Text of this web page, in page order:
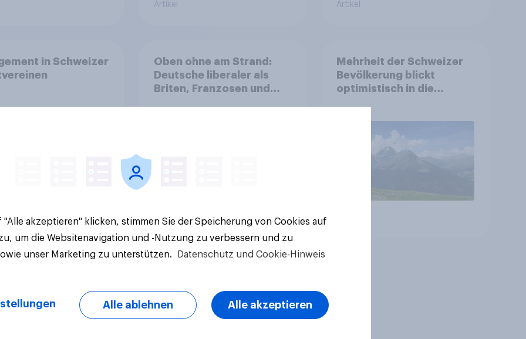
Artikel Artikel
in Schweizer
Oben ohne am Strand:
Deutsche liberaler als
Briten, Franzosen und
Artikel
Mehrheit der Schweizer
Bevölkerung blickt
optimistisch in die
Gesundheitswesen und
Altersvorsorge
"Alle akzeptieren" klicken, stimmen Sie der Speicherung von Cookies auf
zu, um die Websitenavigation und -Nutzung zu verbessern und zu
unser Marketing zu unterstützen.
Datenschutz und Cookie-Hinweis
Alle ablehnen Alle akzeptieren